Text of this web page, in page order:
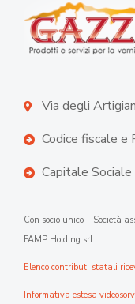
Via degli
Codice fiscale
Capitale
Con socio unico – Società
FAMP Holding srl
Elenco contributi statali
Informativa estesa